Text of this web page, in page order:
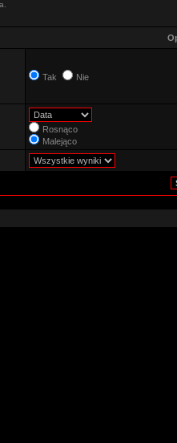
Tak Nie
Rosnąco
Malejąco